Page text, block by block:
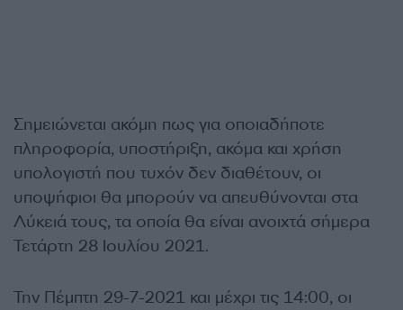
Σημειώνεται ακόμη πως για οποιαδήποτε
πληροφορία, υποστήριξη, ακόμα και χρήση
υπολογιστή που τυχόν δεν διαθέτουν, οι
υποψήφιοι θα μπορούν να απευθύνονται στα
Λύκειά τους, τα οποία θα είναι ανοιχτά σήμερα
Τετάρτη 28 Ιουλίου 2021.
Την Πέμπτη 29-7-2021 και μέχρι τις 14:00, οι